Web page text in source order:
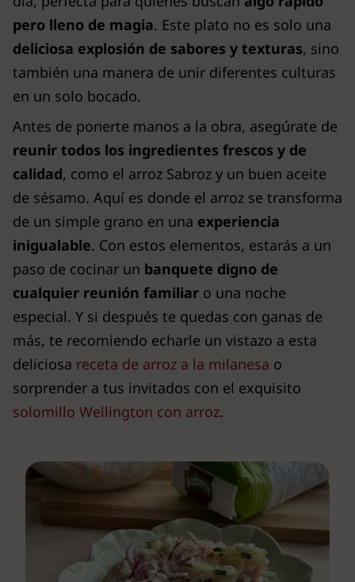
pero lleno de magia. Este plato no es solo una
deliciosa explosión de sabores y texturas, sino
también una manera de unir diferentes culturas
en un solo bocado.
Antes de ponerte manos a la obra, asegúrate de
reunir todos los ingredientes frescos y de
calidad, como el arroz Sabroz y un buen aceite
de sésamo. Aquí es donde el arroz se transforma
de un simple grano en una experiencia
inigualable. Con estos elementos, estarás a un
paso de cocinar un banquete digno de
cualquier reunión familiar o una noche
especial. Y si después te quedas con ganas de
más, te recomiendo echarle un vistazo a esta
deliciosa receta de arroz a la milanesa o
sorprender a tus invitados con el exquisito
solomillo Wellington con arroz.